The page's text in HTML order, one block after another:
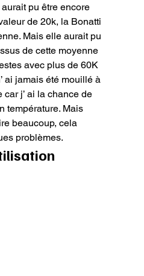
pu être encore
de 20k, la Bonatti
Mais elle aurait pu
de cette moyenne
avec plus de 60K
ai jamais été mouillé à
car j’ ai la chance de
température. Mais
beaucoup, cela
problèmes.